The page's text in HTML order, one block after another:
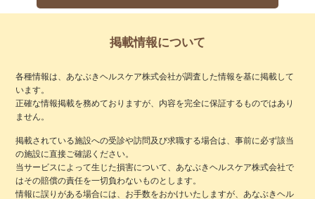
掲載情報について
各種情報は、あなぶきヘルスケア株式会社が調査した情報を基に掲載して
います。
正確な情報掲載を務めておりますが、内容を完全に保証するものではあり
ません。
掲載されている施設への受診や訪問及び求職する場合は、事前に必ず該当
の施設に直接ご確認ください。
当サービスによって生じた損害について、あなぶきヘルスケア株式会社で
はその賠償の責任を一切負わないものとします。
情報に誤りがある場合には、お手数をおかけいたしますが、あなぶきヘル